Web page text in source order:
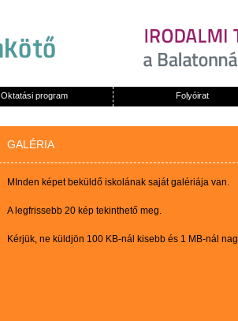
Oktatási program Folyóirat
GALÉRIA
MInden képet beküldő iskolának saját galériája van.
A legfrissebb 20 kép tekinthető meg.
Kérjük, ne küldjön 100 KB-nál kisebb és 1 MB-nál